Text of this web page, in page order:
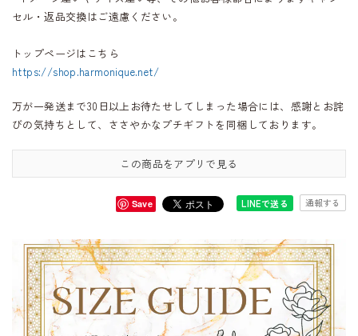
セル・返品交換はご遠慮ください。
トップページはこちら
https://shop.harmonique.net/
万が一発送まで30日以上お待たせしてしまった場合には、感謝とお詫
びの気持ちとして、ささやかなプチギフトを同梱しております。
この商品をアプリで見る
Save LINEで送る 通報する